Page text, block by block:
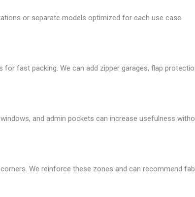
or separate models optimized for each use case.
fast packing. We can add zipper garages, flap
and admin pockets can increase usefulness
We reinforce these zones and can recommend